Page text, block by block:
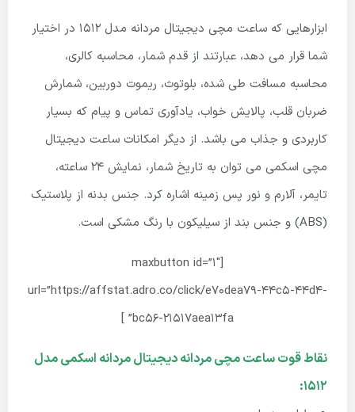
ابزارهایی که ساعت مچی دیجیتال مردانه مدل 1512 در اختیار
شما قرار می دهد، عبارتند از قدم شمار، محاسبه کالری،
محاسبه مسافت طی شده، بلوتوث، ریموت دوربین، شمارش
ضربان قلب، پالایش خواب، یادآوری تماس و پیام که بسیار
کاربردی و جذاب می باشد. از دیگر امکانات ساعت دیجیتال
مچی اسکمی می توان به تاریخ شمار، نمایش 24 ساعته،
تایمر، آلارم و نور پس زمینه اشاره کرد. جنس بدنه از پلاستیک
(ABS) و جنس بند از سیلیکون با رنگ مشکی است.
[maxbutton id=”1″
url=”https://affstat.adro.co/click/e70dea79-44c5-44d4-
bc56-21517aea13fa” ]
نقاط قوت ساعت مچی مردانه دیجیتال مردانه اسکمی مدل
1512: